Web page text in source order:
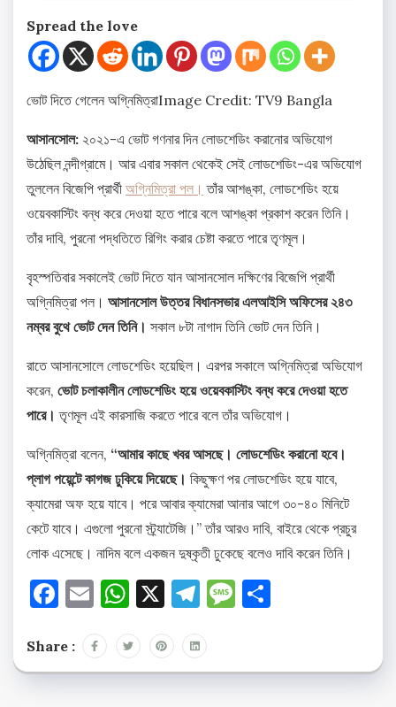
Spread the love
ভোট দিতে গেলেন অগ্নিমিত্রাImage Credit: TV9 Bangla
আসানসোল: ২০২১-এ ভোট গণনার দিন লোডশেডিং করানোর অভিযোগ
উঠেছিল নন্দীগ্রামে। আর এবার সকাল থেকেই সেই লোডশেডিং-এর অভিযোগ
তুললেন বিজেপি প্রার্থী অগ্নিমিত্রা পল। তাঁর আশঙ্কা, লোডশেডিং হয়ে
ওয়েবকাস্টিং বন্ধ করে দেওয়া হতে পারে বলে আশঙ্কা প্রকাশ করেন তিনি।
তাঁর দাবি, পুরনো পদ্ধতিতে রিগিং করার চেষ্টা করতে পারে তৃণমূল।
বৃহস্পতিবার সকালেই ভোট দিতে যান আসানসোল দক্ষিণের বিজেপি প্রার্থী
অগ্নিমিত্রা পল। আসানসোল উত্তর বিধানসভার এলআইসি অফিসের ২৪৩
নম্বর বুথে ভোট দেন তিনি। সকাল ৮টা নাগাদ তিনি ভোট দেন তিনি।
রাতে আসানসোলে লোডশেডিং হয়েছিল। এরপর সকালে অগ্নিমিত্রা অভিযোগ
করেন, ভোট চলাকালীন লোডশেডিং হয়ে ওয়েবকাস্টিং বন্ধ করে দেওয়া হতে
পারে। তৃণমূল এই কারসাজি করতে পারে বলে তাঁর অভিযোগ।
অগ্নিমিত্রা বলেন, “আমার কাছে খবর আসছে। লোডশেডিং করানো হবে।
প্লাগ পয়েন্টে কাগজ ঢুকিয়ে দিয়েছে। কিছুক্ষণ পর লোডশেডিং হয়ে যাবে,
ক্যামেরা অফ হয়ে যাবে। পরে আবার ক্যামেরা আনার আগে ৩০-৪০ মিনিটে
কেটে যাবে। এগুলো পুরনো স্ট্র্যাটেজি।” তাঁর আরও দাবি, বাইরে থেকে প্রচুর
লোক এসেছে। নাদিম বলে একজন দুষ্কৃতী ঢুকেছে বলেও দাবি করেন তিনি।
Facebook
EmailWhatsApp
X Telegram
Message
Share :